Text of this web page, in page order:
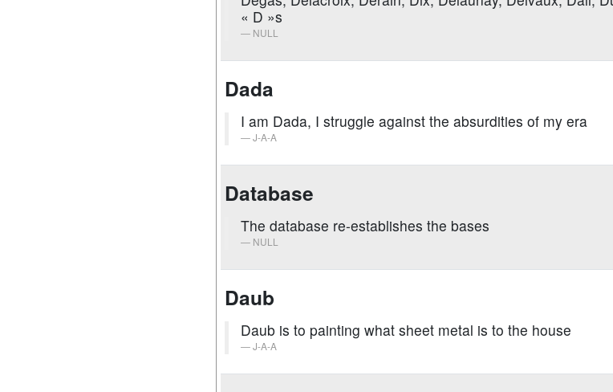
« D »s
NULL
Dada
I am Dada, I struggle against the absurdities of my era
J-A-A
Database
The database re-establishes the bases
NULL
Daub
Daub is to painting what sheet metal is to the house
J-A-A